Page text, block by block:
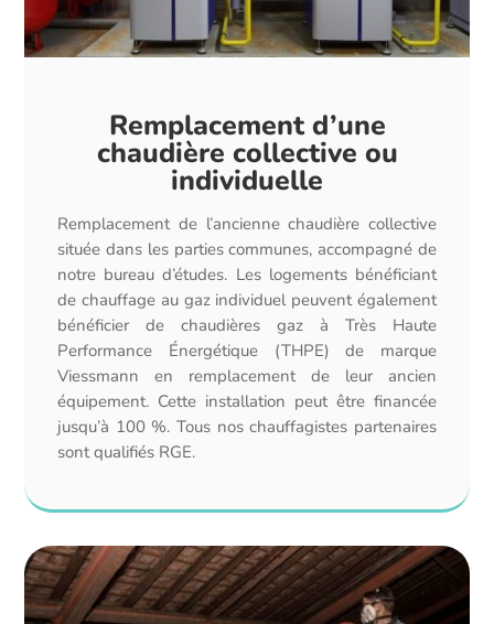
Remplacement d’une
chaudière collective ou
individuelle
Remplacement de l’ancienne chaudière collective
située dans les parties communes, accompagné de
notre bureau d’études. Les logements bénéficiant
de chauffage au gaz individuel peuvent également
bénéficier de chaudières gaz à Très Haute
Performance Énergétique (THPE) de marque
Viessmann en remplacement de leur ancien
équipement. Cette installation peut être financée
jusqu’à 100 %. Tous nos chauffagistes partenaires
sont qualifiés RGE.